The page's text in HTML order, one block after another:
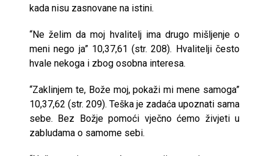
kada nisu zasnovane na istini.
“Ne želim da moj hvalitelj ima drugo mišljenje o
meni nego ja” 10,37,61 (str. 208). Hvalitelji često
hvale nekoga i zbog osobna interesa.
“Zaklinjem te, Bože moj, pokaži mi mene samoga”
10,37,62 (str. 209). Teška je zadaća upoznati sama
sebe. Bez Božje pomoći vječno ćemo živjeti u
zabludama o samome sebi.